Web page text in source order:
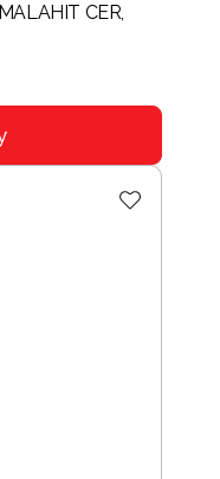
CER,